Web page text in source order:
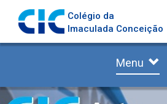
Colégio da
Imaculada Conceição
Menu